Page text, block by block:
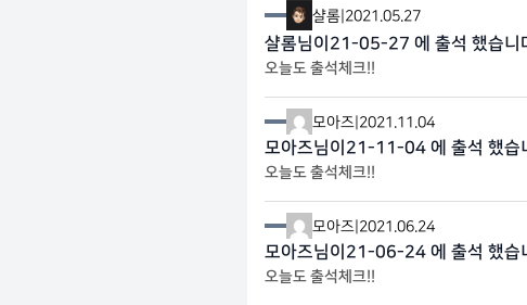
샬롬|2021.05.27
샬롬님이21-05-27 에 출석 했습니
오늘도 출석체크!!
모아즈|2021.11.04
모아즈님이21-11-04 에 출석 했습
오늘도 출석체크!!
모아즈|2021.06.24
모아즈님이21-06-24 에 출석 했습
오늘도 출석체크!!